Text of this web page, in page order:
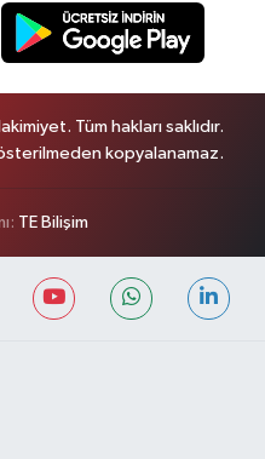
Tüm hakları saklıdır.
kopyalanamaz.
TE Bilişim